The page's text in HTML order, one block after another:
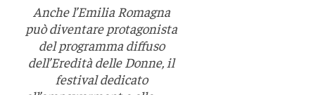
Anche l’Emilia Romagna
può diventare protagonista
del programma diffuso
dell’Eredità delle Donne, il
festival dedicato